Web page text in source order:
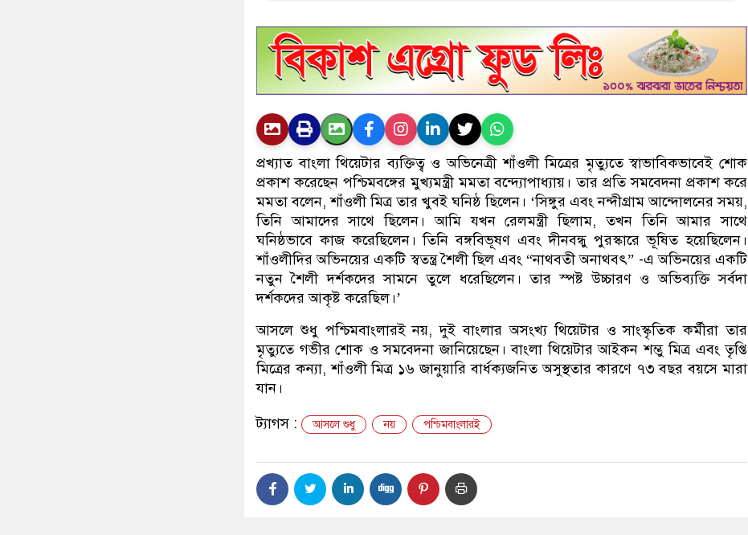
প্রখ্যাত বাংলা থিয়েটার ব্যক্তিত্ব ও অভিনেত্রী শাঁওলী মিত্রের মৃত্যুতে স্বাভাবিকভাবেই শোক
প্রকাশ করেছেন পশ্চিমবঙ্গের মুখ্যমন্ত্রী মমতা বন্দ্যোপাধ্যায়। তার প্রতি সমবেদনা প্রকাশ করে
মমতা বলেন, শাঁওলী মিত্র তার খুবই ঘনিষ্ঠ ছিলেন। ‘সিঙ্গুর এবং নন্দীগ্রাম আন্দোলনের সময়,
তিনি আমাদের সাথে ছিলেন। আমি যখন রেলমন্ত্রী ছিলাম, তখন তিনি আমার সাথে
ঘনিষ্ঠভাবে কাজ করেছিলেন। তিনি বঙ্গবিভূষণ এবং দীনবন্ধু পুরস্কারে ভূষিত হয়েছিলেন।
শাঁওলীদির অভিনয়ের একটি স্বতন্ত্র শৈলী ছিল এবং “নাথবতী অনাথবৎ” -এ অভিনয়ের একটি
নতুন শৈলী দর্শকদের সামনে তুলে ধরেছিলেন। তার স্পষ্ট উচ্চারণ ও অভিব্যক্তি সর্বদা
দর্শকদের আকৃষ্ট করেছিল।’
আসলে শুধু পশ্চিমবাংলারই নয়, দুই বাংলার অসংখ্য থিয়েটার ও সাংস্কৃতিক কর্মীরা তার
মৃত্যুতে গভীর শোক ও সমবেদনা জানিয়েছেন। বাংলা থিয়েটার আইকন শম্ভু মিত্র এবং তৃপ্তি
মিত্রের কন্যা, শাঁওলী মিত্র ১৬ জানুয়ারি বার্ধক্যজনিত অসুস্থতার কারণে ৭৩ বছর বয়সে মারা
যান।
ট্যাগস :
আসলে শুধু নয় পশ্চিমবাংলারই